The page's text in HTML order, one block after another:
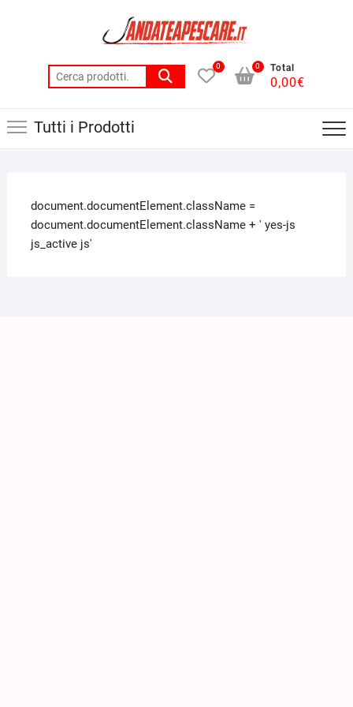
0 Total
0,00€
0
Tutti i Prodotti
document.documentElement.className =
document.documentElement.className + ' yes-js
js_active js'